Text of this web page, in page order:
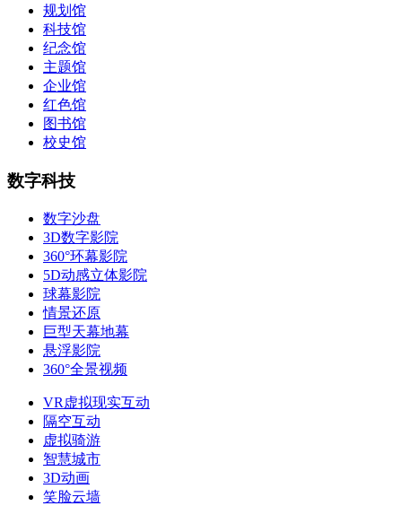
规划馆
科技馆
纪念馆
主题馆
企业馆
红色馆
图书馆
校史馆
数字科技
数字沙盘
3D数字影院
360°环幕影院
5D动感立体影院
球幕影院
情景还原
巨型天幕地幕
悬浮影院
360°全景视频
VR虚拟现实互动
隔空互动
虚拟骑游
智慧城市
3D动画
笑脸云墙